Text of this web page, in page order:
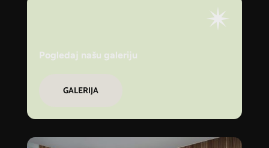
Pogledaj našu galeriju
GALERIJA